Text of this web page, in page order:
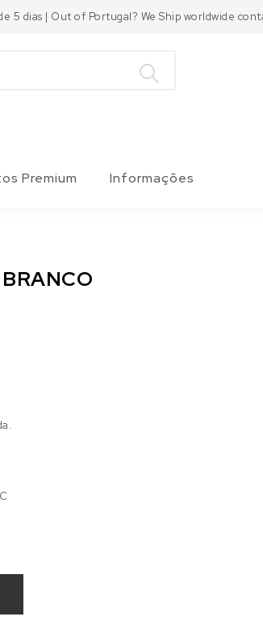
5 dias | Out of Portugal? We Ship worldwide
Premium Informações